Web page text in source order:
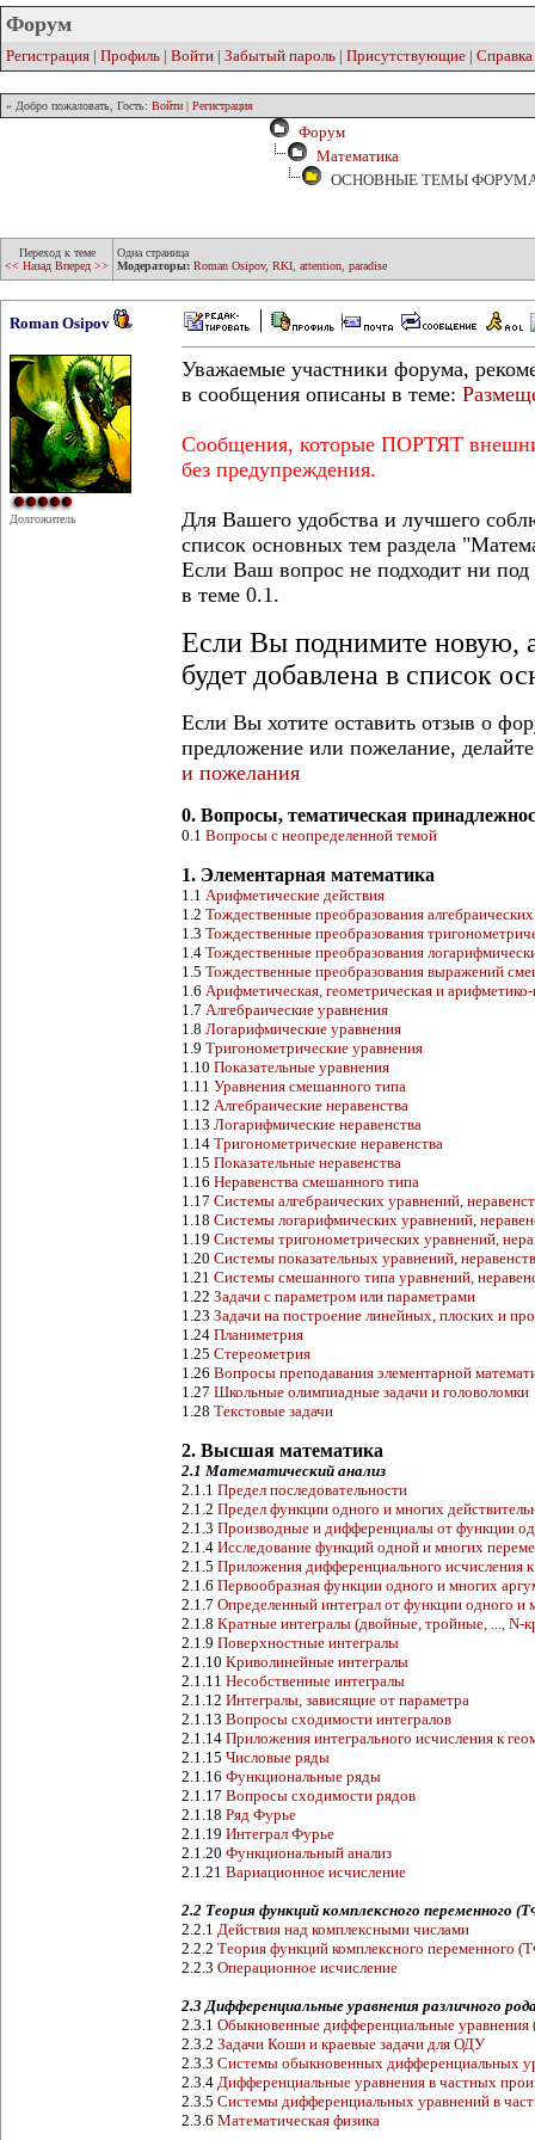
Форум
Регистрация | Профиль | Войти | Забытый пароль | Присутствующие | Справка
» Добро пожаловать, Гость: Войти | Регистрация
Форум
Математика
ОСНОВНЫЕ ТЕМЫ
Переход к теме
<< Назад Вперед >>
Одна страница
Модераторы: Roman Osipov, RKI attention paradise
Roman Osipov
Долгожитель
Уважаемые участники форума,
в сообщения описаны в теме:
Сообщения, которые ПОРТЯТ
без предупреждения.
Для Вашего удобства и лучшего
список основных тем раздела
Если Ваш вопрос не подходит ни
в теме 0.1.
Если Вы поднимите новую,
будет добавлена в список
Если Вы хотите оставить отзыв о
предложение или пожелание,
и пожелания
0. Вопросы, тематическая
0.1 Вопросы с неопределенной темой
1. Элементарная математика
1.1 Арифметические действия
1.2 Тождественные преобразования
1.3 Тождественные преобразования
1.4 Тождественные преобразования
1.5 Тождественные преобразования выражений
1.6 Арифметическая, геометрическая и
1.7 Алгебраические уравнения
1.8 Логарифмические уравнения
1.9 Тригонометрические уравнения
1.10 Показательные уравнения
1.11 Уравнения смешанного типа
1.12 Алгебраические неравенства
1.13 Логарифмические неравенства
1.14 Тригонометрические неравенства
1.15 Показательные неравенства
1.16 Неравенства смешанного типа
1.17 Системы алгебраических уравнений,
1.18 Системы логарифмических уравнений,
1.19 Системы тригонометрических уравнений,
1.20 Системы показательных уравнений,
1.21 Системы смешанного типа уравнений,
1.22 Задачи с параметром или параметрами
1.23 Задачи на построение линейных, плоских и
1.24 Планиметрия
1.25 Стереометрия
1.26 Вопросы преподавания элементарной
1.27 Школьные олимпиадные задачи и головоломки
1.28 Текстовые задачи
2. Высшая математика
2.1 Математический анализ
2.1.1 Предел последовательности
2.1.2 Предел функции одного и многих
2.1.3 Производные и дифференциалы от функции
2.1.4 Исследование функций одной и многих
2.1.5 Приложения дифференциального исчисления
2.1.6 Первообразная функции одного и многих
2.1.7 Определенный интеграл от функции одного и
2.1.8 Кратные интегралы (двойные, тройные, ..., N-
2.1.9 Поверхностные интегралы
2.1.10 Криволинейные интегралы
2.1.11 Несобственные интегралы
2.1.12 Интегралы, зависящие от параметра
2.1.13 Вопросы сходимости интегралов
2.1.14 Приложения интегрального исчисления к
2.1.15 Числовые ряды
2.1.16 Функциональные ряды
2.1.17 Вопросы сходимости рядов
2.1.18 Ряд Фурье
2.1.19 Интеграл Фурье
2.1.20 Функциональный анализ
2.1.21 Вариационное исчисление
2.2 Теория функций комплексного переменного
2.2.1 Действия над комплексными числами
2.2.2 Теория функций комплексного переменного
2.2.3 Операционное исчисление
2.3 Дифференциальные уравнения различного
2.3.1 Обыкновенные дифференциальные
2.3.2 Задачи Коши и краевые задачи для ОДУ
2.3.3 Системы обыкновенных дифференциальных
2.3.4 Дифференциальные уравнения в частных
2.3.5 Системы дифференциальных уравнений в
2.3.6 Математическая физика